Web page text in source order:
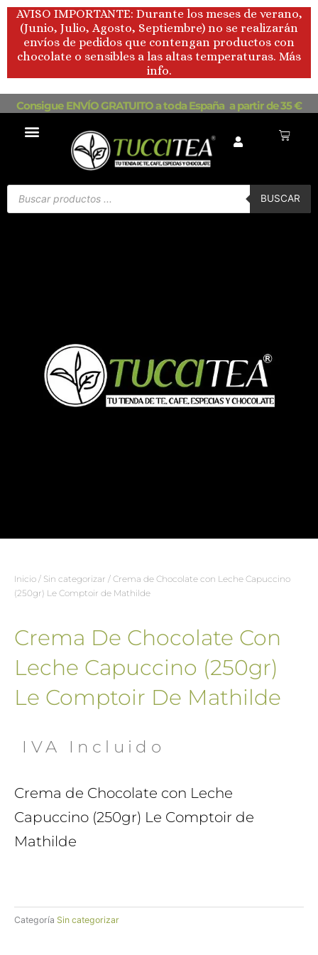
contenido
AVISO IMPORTANTE: Durante los meses de verano,
(Junio, Julio, Agosto, Septiembre) no se realizarán
envíos de pedidos que contengan productos con
chocolate o sensibles a las altas temperaturas. Más
info.
Consigue ENVÍO GRATUITO a toda España a partir de 35 €
Carrito
Búsqueda
productos
BUSCAR
Inicio / Sin categorizar / Crema de Chocolate con Leche Capuccino
(250gr) Le Comptoir de Mathilde
Crema De Chocolate Con
Leche Capuccino (250gr)
Le Comptoir De Mathilde
IVA Incluido
Crema de Chocolate con Leche
Capuccino (250gr) Le Comptoir de
Mathilde
Categoría Sin categorizar